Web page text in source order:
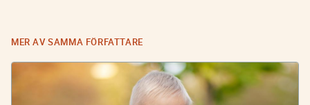
MER AV SAMMA FÖRFATTARE